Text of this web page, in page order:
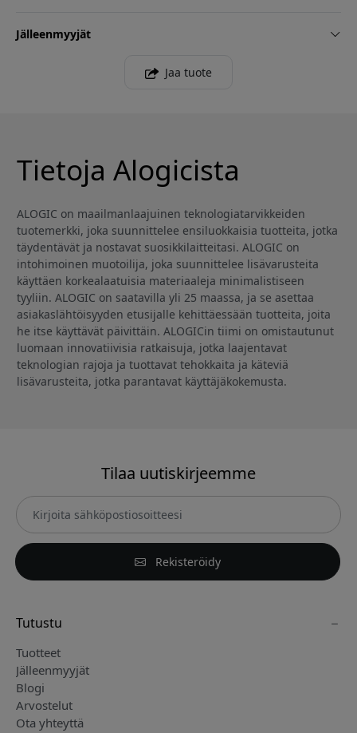
Jälleenmyyjät
Jaa tuote
Tietoja Alogicista
ALOGIC on maailmanlaajuinen teknologiatarvikkeiden
tuotemerkki, joka suunnittelee ensiluokkaisia tuotteita, jotka
täydentävät ja nostavat suosikkilaitteitasi. ALOGIC on
intohimoinen muotoilija, joka suunnittelee lisävarusteita
käyttäen korkealaatuisia materiaaleja minimalistiseen
tyyliin. ALOGIC on saatavilla yli 25 maassa, ja se asettaa
asiakaslähtöisyyden etusijalle kehittäessään tuotteita, joita
he itse käyttävät päivittäin. ALOGICin tiimi on omistautunut
luomaan innovatiivisia ratkaisuja, jotka laajentavat
teknologian rajoja ja tuottavat tehokkaita ja käteviä
lisävarusteita, jotka parantavat käyttäjäkokemusta.
Tilaa uutiskirjeemme
Rekisteröidy
Tutustu
Tuotteet
Jälleenmyyjät
Blogi
Arvostelut
Ota yhteyttä